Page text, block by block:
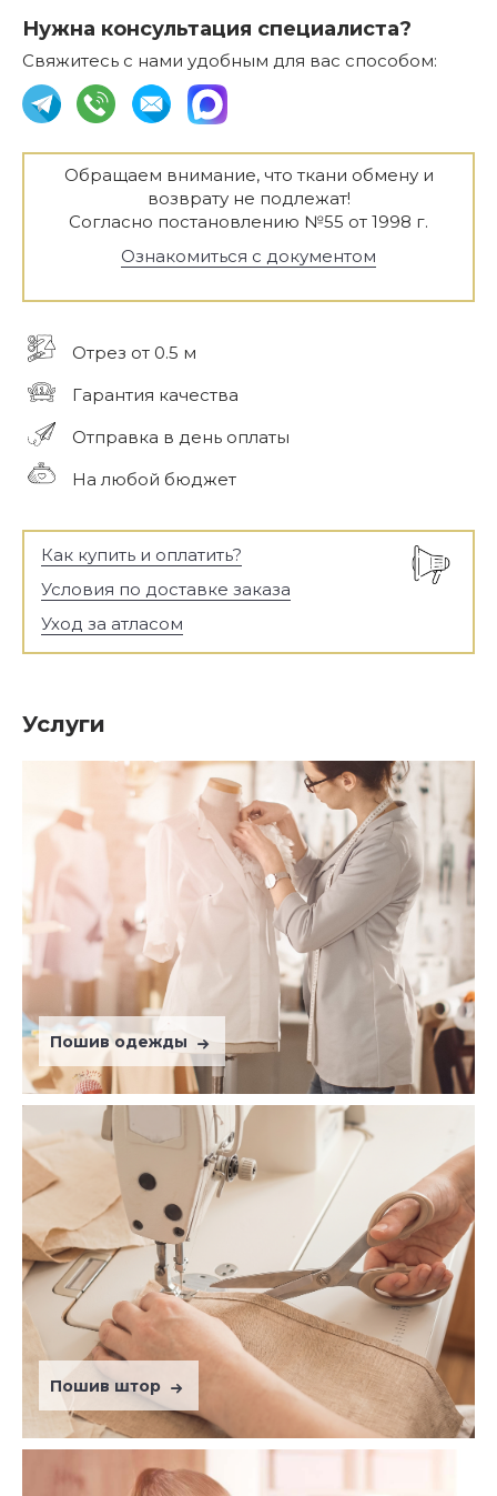
Нужна консультация специалиста?
Свяжитесь с нами удобным для вас способом:
Обращаем внимание, что ткани обмену и
возврату не подлежат!
Согласно постановлению №55 от 1998 г.
Ознакомиться с документом
Отрез от 0.5 м
Гарантия качества
Отправка в день оплаты
На любой бюджет
Как купить и оплатить?
Условия по доставке заказа
Уход за атласом
Услуги
Пошив одежды
Пошив штор